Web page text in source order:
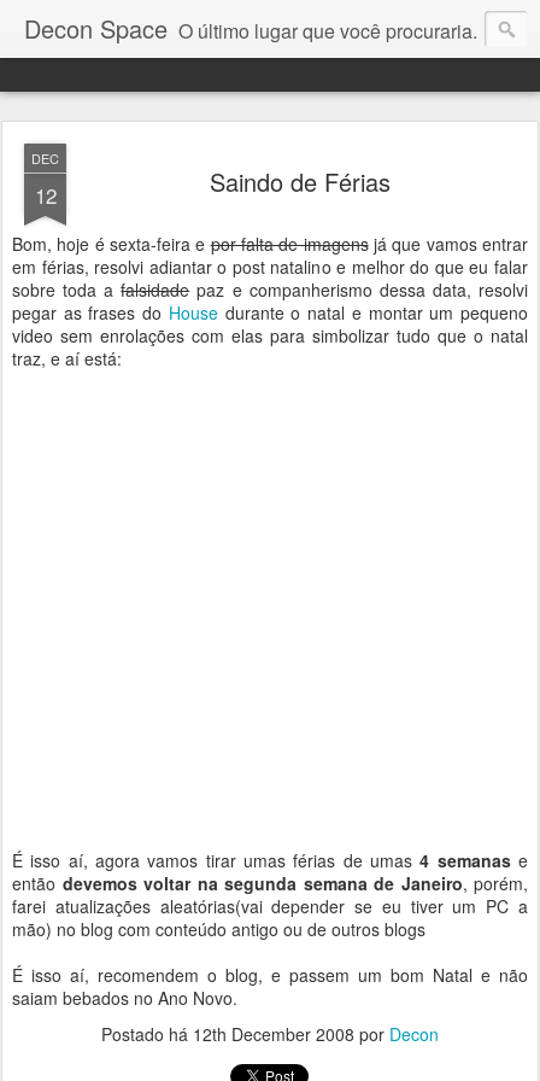
Decon Space O último lugar que você procuraria.
DEC
12 Saindo de Férias
Bom, hoje é sexta-feira epor falta de imagensjá que vamos entrar
em férias, resolvi adiantar o post natalino e melhor do que eu falar
sobre toda afalsidadepaz e companherismo dessa data, resolvi
pegar as frases do Housedurante o natal e montar um pequeno
video sem enrolações com elas para simbolizar tudo que o natal
traz, e aí está:
É isso aí, agora vamos tirar umas férias de umas4 semanase
então devemos voltar na segunda semana de Janeiro, porém,
farei atualizações aleatórias(vai depender se eu tiver um PC a
mão) no blog com conteúdo antigo ou de outros blogs
É isso aí, recomendem o blog, e passem um bom Natal e não
saiam bebados no Ano Novo.
Postado há 12th December 2008 por Decon